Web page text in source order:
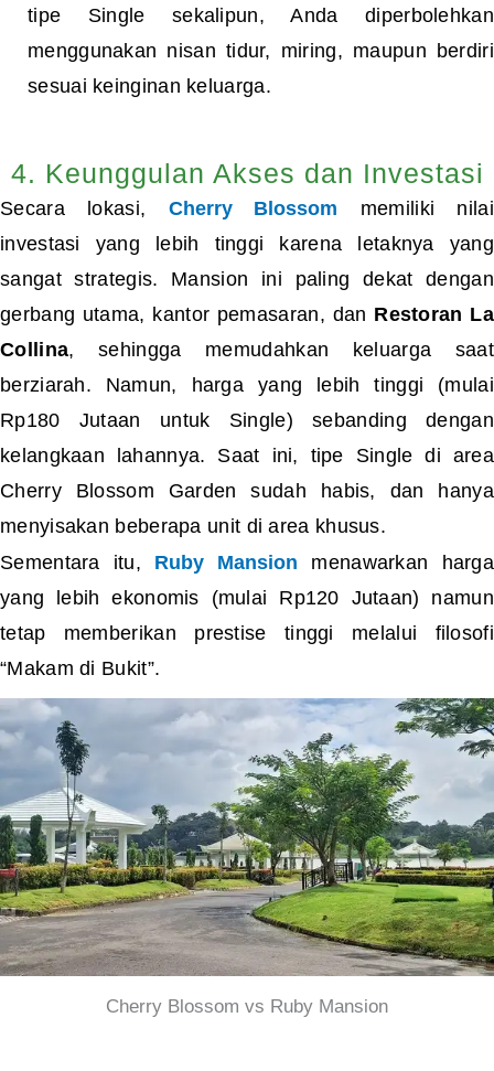
tipe Single sekalipun, Anda diperbolehkan
menggunakan nisan tidur, miring, maupun berdiri
sesuai keinginan keluarga.
4. Keunggulan Akses dan Investasi
Secara lokasi, Cherry Blossom memiliki nilai
investasi yang lebih tinggi karena letaknya yang
sangat strategis. Mansion ini paling dekat dengan
gerbang utama, kantor pemasaran, dan Restoran La
Collina, sehingga memudahkan keluarga saat
berziarah. Namun, harga yang lebih tinggi (mulai
Rp180 Jutaan untuk Single) sebanding dengan
kelangkaan lahannya. Saat ini, tipe Single di area
Cherry Blossom Garden sudah habis, dan hanya
menyisakan beberapa unit di area khusus.
Sementara itu, Ruby Mansion menawarkan harga
yang lebih ekonomis (mulai Rp120 Jutaan) namun
tetap memberikan prestise tinggi melalui filosofi
“Makam di Bukit”.
Cherry Blossom vs Ruby Mansion